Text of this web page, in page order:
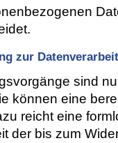
zur
sind
können eine
reicht eine
der bis zum